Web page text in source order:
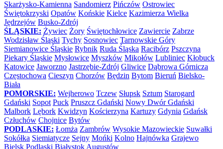
Skarżysko-Kamienna Sandomierz Pińczów Ostrowiec
Świętokrzyski Opatów Końskie Kielce Kazimierza Wielka
Jędrzejów Busko-Zdrój
ŚLĄSKIE: Żywiec Żory Świętochłowice Zawiercie Zabrze
Wodzisław Śląski Tychy Sosnowiec Tarnowskie Góry
Siemianowice Śląskie Rybnik Ruda Śląska Racibórz Pszczyna
Piekary Śląskie Mysłowice Myszków Mikołów Lubliniec Kłobuck
Katowice Jaworzno Jastrzębie-Zdrój Gliwice Dąbrowa Górnicza
Częstochowa Cieszyn Chorzów Będzin Bytom Bieruń Bielsko-
Biała
POMORSKIE: Wejherowo Tczew Słupsk Sztum Starogard
Gdański Sopot Puck Pruszcz Gdański Nowy Dwór Gdański
Malbork Lębork Kwidzyn Kościerzyna Kartuzy Gdynia Gdańsk
Człuchów Chojnice Bytów
PODLASKIE: Łomża Zambrów Wysokie Mazowieckie Suwałki
Sokółka Siemiatycze Sejny Mońki Kolno Hajnówka Grajewo
Bielsk Podlaski Białystok Augustów